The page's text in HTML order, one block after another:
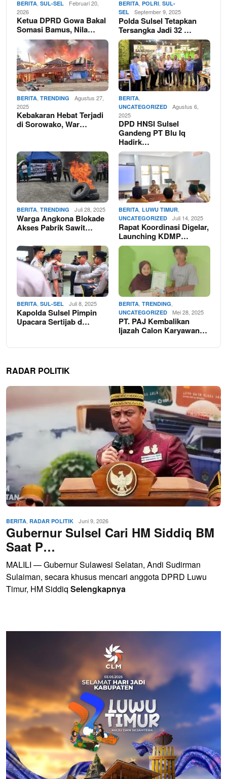
BERITA, SUL-SEL
Februari 20,
2026
Ketua DPRD Gowa Bakal
Somasi Bamus, Nila…
BERITA, POLRI, SUL-
SEL
September 9, 2025
Polda Sulsel Tetapkan
Tersangka Jadi 32 …
BERITA TRENDING
Agustus 27,
2025
Kebakaran Hebat Terjadi
di Sorowako, War…
BERITA
UNCATEGORIZED
Agustus 6,
2025
DPD HNSI Sulsel
Gandeng PT Blu Iq
Hadirk…
BERITA TRENDING Juli 28, 2025
Warga Angkona Blokade
Akses Pabrik Sawit…
BERITA LUWU TIMUR
UNCATEGORIZED Juli 14, 2025
Rapat Koordinasi Digelar,
Launching KDMP…
BERITA, SUL-SEL Juli 8, 2025
Kapolda Sulsel Pimpin
Upacara Sertijab d…
BERITA, TRENDING,
UNCATEGORIZED Mei 28, 2025
PT. PAJ Kembalikan
Ijazah Calon Karyawan…
RADAR POLITIK
BERITA RADAR POLITIK Juni 9, 2026
Gubernur Sulsel Cari HM Siddiq BM
Saat P…
MALILI — Gubernur Sulawesi Selatan, Andi Sudirman
Sulaiman, secara khusus mencari anggota DPRD Luwu
Timur, HM Siddiq Selengkapnya